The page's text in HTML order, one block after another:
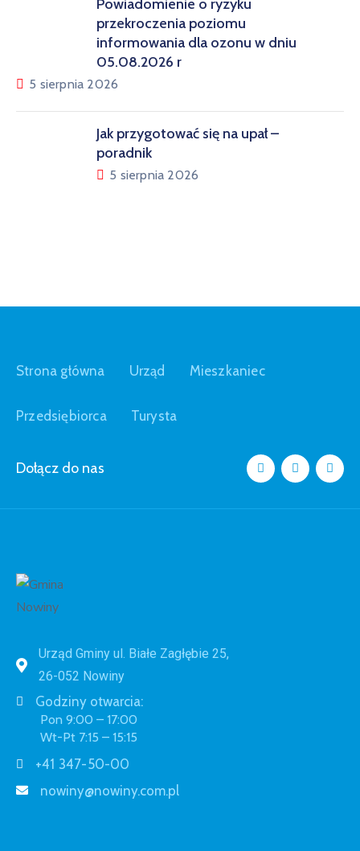
Powiadomienie o ryzyku
przekroczenia poziomu
informowania dla ozonu w dniu
05.08.2026 r
5 sierpnia 2026
Jak przygotować się na upał –
poradnik
5 sierpnia 2026
Strona główna Urząd Mieszkaniec
Przedsiębiorca Turysta
Dołącz do nas
Urząd Gminy ul. Białe Zagłębie 25,
26-052 Nowiny
Godziny otwarcia:
Pon 9:00 – 17:00
Wt-Pt 7:15 – 15:15
+41 347-50-00
nowiny@nowiny.com.pl